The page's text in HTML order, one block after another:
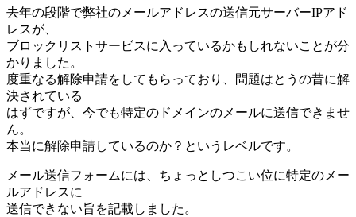
去年の段階で弊社のメールアドレスの送信元サーバーIPアド
レスが、
ブロックリストサービスに入っているかもしれないことが分
かりました。
度重なる解除申請をしてもらっており、問題はとうの昔に解
決されている
はずですが、今でも特定のドメインのメールに送信できませ
ん。
本当に解除申請しているのか？というレベルです。
メール送信フォームには、ちょっとしつこい位に特定のメー
ルアドレスに
送信できない旨を記載しました。